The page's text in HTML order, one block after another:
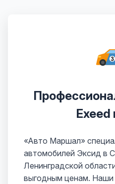
Exeed
«Авто Маршал»
автомобилей Эксид в
Ленинградской
выгодным ценам. Наши